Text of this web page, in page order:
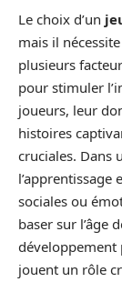
Le choix d’un
mais il
plusieurs
pour stimuler
joueurs, leur
histoires
cruciales. Dans
l’apprentissage
sociales ou
baser sur l’âge
développement
jouent un rôle